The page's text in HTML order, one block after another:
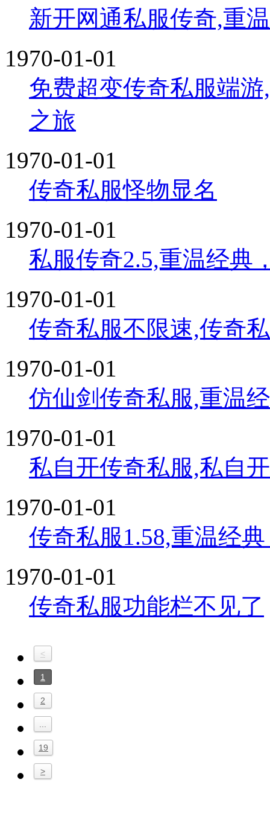
新开网通私服传奇,重
1970-01-01
免费超变传奇私服端
之旅
1970-01-01
传奇私服怪物显名
1970-01-01
私服传奇2.5,重温经典
1970-01-01
传奇私服不限速,传奇
1970-01-01
仿仙剑传奇私服,重温
1970-01-01
私自开传奇私服,私自
1970-01-01
传奇私服1.58,重温经
1970-01-01
传奇私服功能栏不见了
<
1
2
19
>